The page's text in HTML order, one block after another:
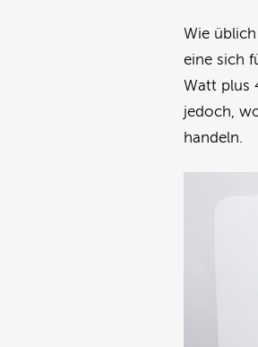
Wie
eine sich
Watt plus
jedoch,
handeln.